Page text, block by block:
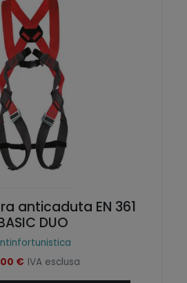
anticaduta EN 361
DUO
€ IVA esclusa